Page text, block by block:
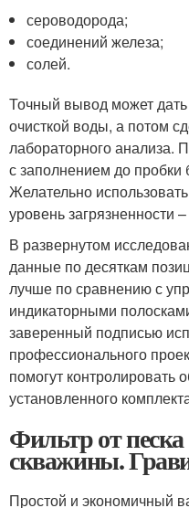
сероводорода;
соединений железа;
солей.
Точный вывод может
очисткой воды, а потом
лабораторного анализа.
с заполнением до пробки
Желательно
уровень загрязненности
В развернутом
данные по десяткам
лучше по сравнению с
индикаторными
заверенный подписью
профессионального
помогут контролировать
установленного
Фильтр от
скважины.
Простой и экономичный